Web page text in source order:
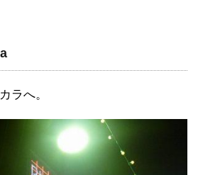
ラへ。